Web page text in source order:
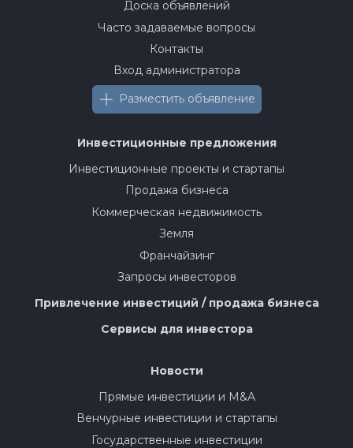
Доска объявлений
Часто задаваемые вопросы
Контакты
Вход администратора
Разместить объявление
Инвестиционные предложения
Инвестиционные проекты и стартапы
Продажа бизнеса
Коммерческая недвижимость
Земля
Франчайзинг
Запросы инвесторов
Привлечение инвестиций / продажа бизнеса
Сервисы для инвестора
Новости
Прямые инвестиции и M&A
Венчурные инвестиции и стартапы
Государственные инвестиции